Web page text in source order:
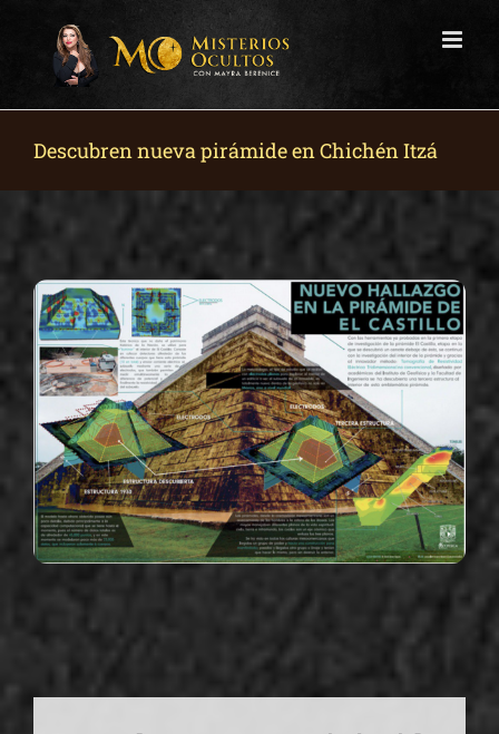
Descubren nueva pirámide en Chichén Itzá